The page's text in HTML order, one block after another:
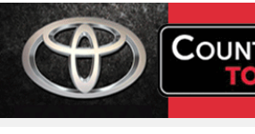
공사가 끝난 후에는 마무리 점검까지 꼼꼼하게 진행해 주시는 모습에서 전문
무엇보다 작은 베이스먼트 공간을 밝고 깔끔하면서도 가족 모두가 편하게 사용할 수 있는 공간으로 완성해 주셔서 정말 만족합니다. 특히